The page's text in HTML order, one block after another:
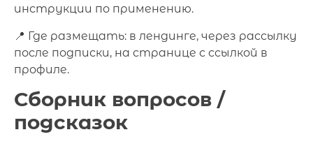
инструкции по применению.
📍 Где размещать: в лендинге, через рассылку
после подписки, на странице с ссылкой в
профиле.
Сборник вопросов /
подсказок